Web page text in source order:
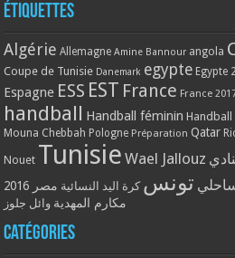
Étiquettes
Algérie Allemagne Amine Bannour angola
Coupe de Tunisie Danemark egypte Egypte
Espagne ESS EST France France
handball Handball féminin Handball
Mouna Chebbah Pologne Préparation Qatar
Nouet Tunisie Wael Jallouz
تونس كرة اليد النسائية مصر 2016
مكارم المهدية وائل جلوز
Catégories